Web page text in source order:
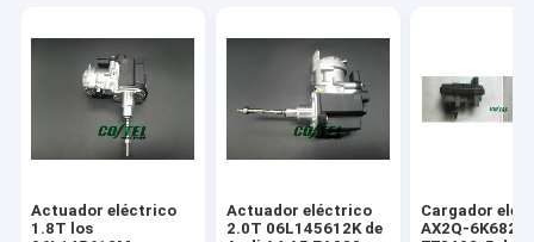
Actuador eléctrico
1.8T los
Actuador eléctrico
2.0T 06L145612K de
Cargador
AX2Q-6K682-